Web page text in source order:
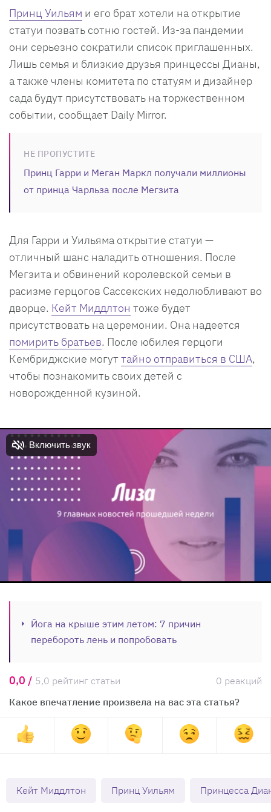
Принц Уильям и его брат хотели на открытие
статуи позвать сотню гостей. Из-за пандемии
они серьезно сократили список приглашенных.
Лишь семья и близкие друзья принцессы Дианы,
а также члены комитета по статуям и дизайнер
сада будут присутствовать на торжественном
событии, сообщает Daily Mirror.
НЕ ПРОПУСТИТЕ
Принц Гарри и Меган Маркл получали миллионы
от принца Чарльза после Мегзита
Для Гарри и Уильяма открытие статуи —
отличный шанс наладить отношения. После
Мегзита и обвинений королевской семьи в
расизме герцогов Сассекских недолюбливают во
дворце. Кейт Миддлтон тоже будет
присутствовать на церемонии. Она надеется
помирить братьев. После юбилея герцоги
Кембриджские могут тайно отправиться в США,
чтобы познакомить своих детей с
новорожденной кузиной.
Йога на крыше этим летом: 7 причин
перебороть лень и попробовать
0,0 / 5,0 рейтинг статьи
0 реакций
Какое впечатление произвела на вас эта статья?
Кейт Миддлтон Принц Уильям Принцесса